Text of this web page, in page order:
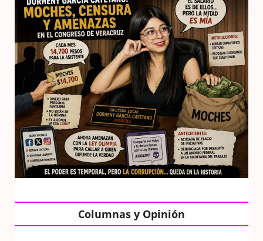
Columnas y Opinión